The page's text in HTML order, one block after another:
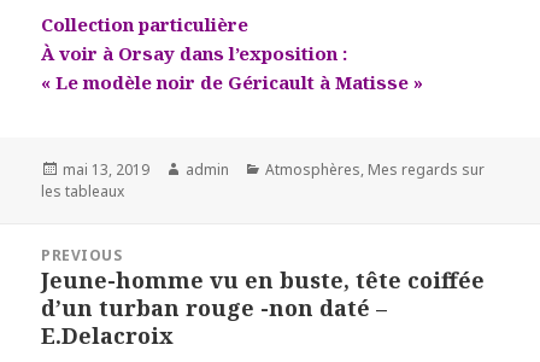
Collection particulière
À voir à Orsay dans l’exposition :
« Le modèle noir de Géricault à Matisse »
Posted
on
mai 13, 2019 Author
admin Categories
Atmosphères, Mes regards sur
les tableaux
l’article
PREVIOUS
Previous
post:
Jeune-homme vu en buste, tête coiffée
d’un turban rouge -non daté –
E.Delacroix